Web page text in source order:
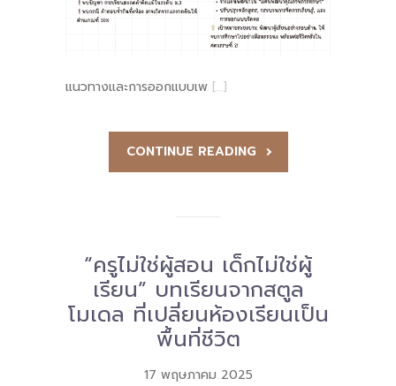
แนวทางและการออกแบบเพ […]
CONTINUE READING
“ครูไม่ใช่ผู้สอน เด็กไม่ใช่ผู้
เรียน” บทเรียนจากสตูล
โมเดล ที่เปลี่ยนห้องเรียนเป็น
พื้นที่ชีวิต
17 พฤษภาคม 2025